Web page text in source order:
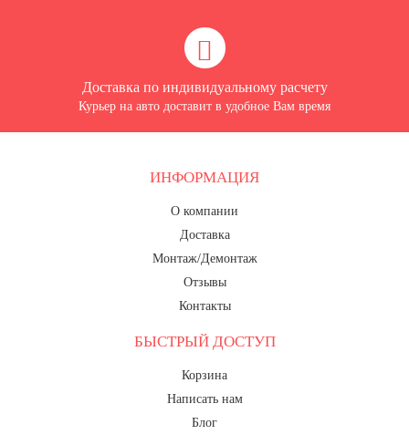
Доставка по индивидуальному расчету
Курьер на авто доставит в удобное Вам время
ИНФОРМАЦИЯ
О компании
Доставка
Монтаж/Демонтаж
Отзывы
Контакты
БЫСТРЫЙ ДОСТУП
Корзина
Написать нам
Блог